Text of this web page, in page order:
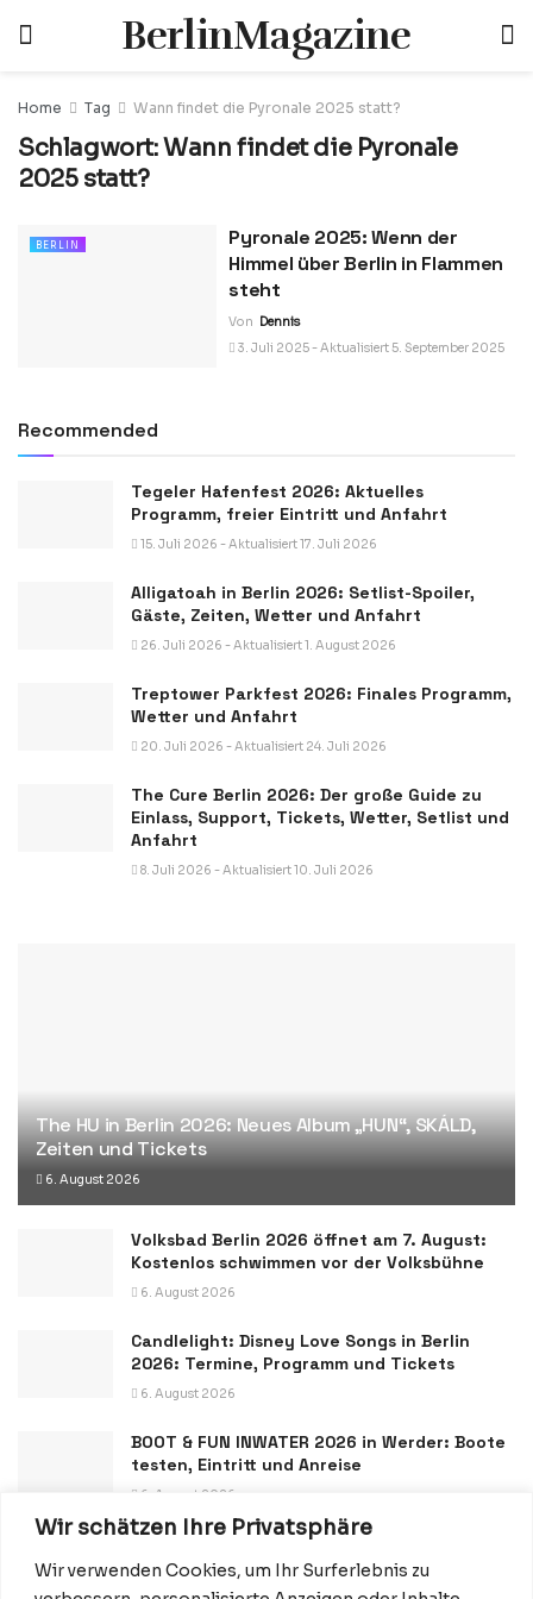
Wir schätzen Ihre Privatsphäre
Wir verwenden Cookies, um Ihr Surferlebnis zu
BerlinMagazine
Home Tag Wann findet die Pyronale 2025 statt?
Schlagwort:Wann findet die Pyronale
2025 statt?
BERLIN
Pyronale 2025: Wenn der
Himmel über Berlin in Flammen
steht
Von Dennis
3. Juli 2025 - Aktualisiert 5. September 2025
Recommended
Tegeler Hafenfest 2026: Aktuelles
Programm, freier Eintritt und Anfahrt
15. Juli 2026 - Aktualisiert 17. Juli 2026
Alligatoah in Berlin 2026: Setlist-Spoiler,
Gäste, Zeiten, Wetter und Anfahrt
26. Juli 2026 - Aktualisiert 1. August 2026
Treptower Parkfest 2026: Finales Programm,
Wetter und Anfahrt
20. Juli 2026 - Aktualisiert 24. Juli 2026
The Cure Berlin 2026: Der große Guide zu
Einlass, Support, Tickets, Wetter, Setlist und
Anfahrt
8. Juli 2026 - Aktualisiert 10. Juli 2026
The HU in Berlin 2026: Neues Album „HUN“, SKÁLD,
Zeiten und Tickets
6. August 2026
Volksbad Berlin 2026 öffnet am 7. August:
Kostenlos schwimmen vor der Volksbühne
6. August 2026
Candlelight: Disney Love Songs in Berlin
2026: Termine, Programm und Tickets
6. August 2026
BOOT & FUN INWATER 2026 in Werder: Boote
testen, Eintritt und Anreise
6. August 2026